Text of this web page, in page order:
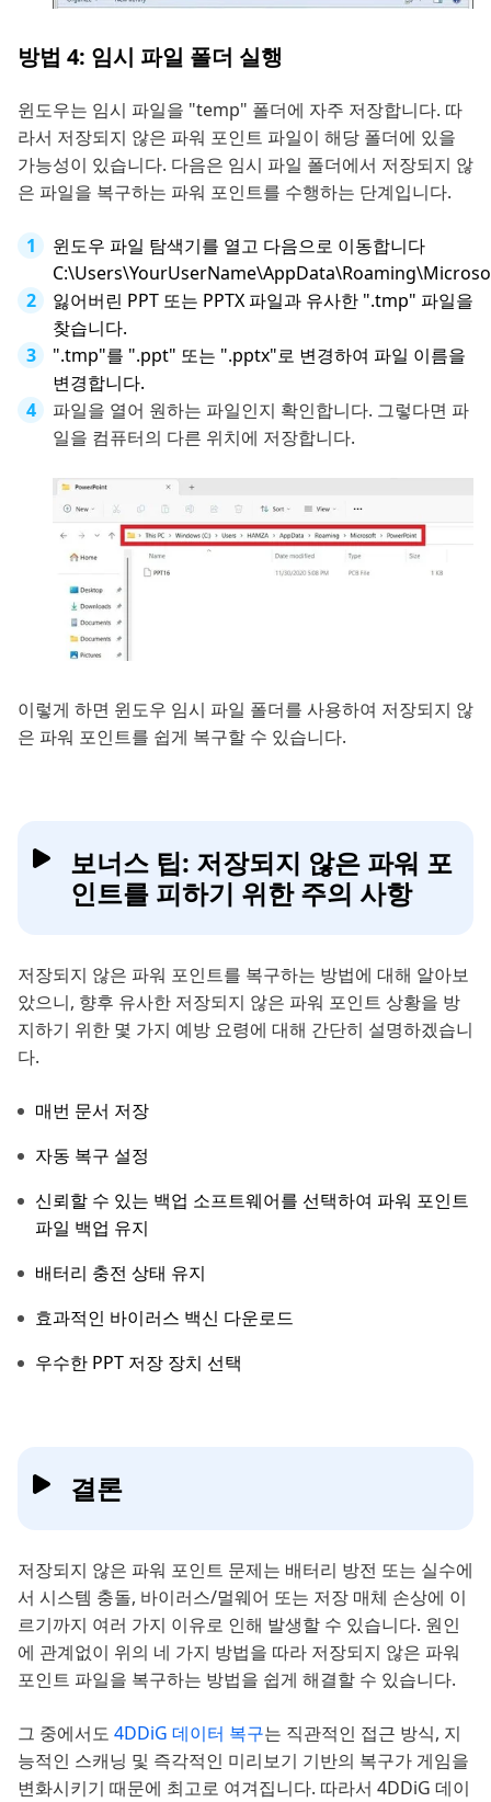
방법 4: 임시 파일 폴더 실행
윈도우는 임시 파일을 "temp" 폴더에 자주 저장합니다. 따
라서 저장되지 않은 파워 포인트 파일이 해당 폴더에 있을
가능성이 있습니다. 다음은 임시 파일 폴더에서 저장되지 않
은 파일을 복구하는 파워 포인트를 수행하는 단계입니다.
윈도우 파일 탐색기를 열고 다음으로 이동합니다
잃어버린 PPT 또는 PPTX 파일과 유사한 ".tmp" 파일을
찾습니다.
".tmp"를 ".ppt" 또는 ".pptx"로 변경하여 파일 이름을
변경합니다.
파일을 열어 원하는 파일인지 확인합니다. 그렇다면 파
일을 컴퓨터의 다른 위치에 저장합니다.
이렇게 하면 윈도우 임시 파일 폴더를 사용하여 저장되지 않
은 파워 포인트를 쉽게 복구할 수 있습니다.
보너스 팁: 저장되지 않은 파워 포
인트를 피하기 위한 주의 사항
저장되지 않은 파워 포인트를 복구하는 방법에 대해 알아보
았으니, 향후 유사한 저장되지 않은 파워 포인트 상황을 방
지하기 위한 몇 가지 예방 요령에 대해 간단히 설명하겠습니
다.
매번 문서 저장
자동 복구 설정
신뢰할 수 있는 백업 소프트웨어를 선택하여 파워 포인트
파일 백업 유지
배터리 충전 상태 유지
효과적인 바이러스 백신 다운로드
우수한 PPT 저장 장치 선택
결론
저장되지 않은 파워 포인트 문제는 배터리 방전 또는 실수에
서 시스템 충돌, 바이러스/멀웨어 또는 저장 매체 손상에 이
르기까지 여러 가지 이유로 인해 발생할 수 있습니다. 원인
에 관계없이 위의 네 가지 방법을 따라 저장되지 않은 파워
포인트 파일을 복구하는 방법을 쉽게 해결할 수 있습니다.
그 중에서도 4DDiG 데이터 복구는 직관적인 접근 방식, 지
능적인 스캐닝 및 즉각적인 미리보기 기반의 복구가 게임을
변화시키기 때문에 최고로 여겨집니다. 따라서 4DDiG 데이